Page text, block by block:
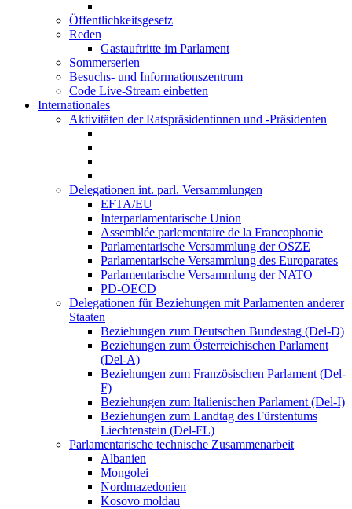
Öffentlichkeitsgesetz
Reden
Gastauftritte im Parlament
Sommerserien
Besuchs- und Informationszentrum
Code Live-Stream einbetten
Internationales
Aktivitäten der Ratspräsidentinnen und -Präsidenten
Delegationen int. parl. Versammlungen
EFTA/EU
Interparlamentarische Union
Assemblée parlementaire de la Francophonie
Parlamentarische Versammlung der OSZE
Parlamentarische Versammlung des Europarates
Parlamentarische Versammlung der NATO
PD-OECD
Delegationen für Beziehungen mit Parlamenten anderer
Staaten
Beziehungen zum Deutschen Bundestag (Del-D)
Beziehungen zum Österreichischen Parlament
(Del-A)
Beziehungen zum Französischen Parlament (Del-
F)
Beziehungen zum Italienischen Parlament (Del-I)
Beziehungen zum Landtag des Fürstentums
Liechtenstein (Del-FL)
Parlamentarische technische Zusammenarbeit
Albanien
Mongolei
Nordmazedonien
Kosovo moldau